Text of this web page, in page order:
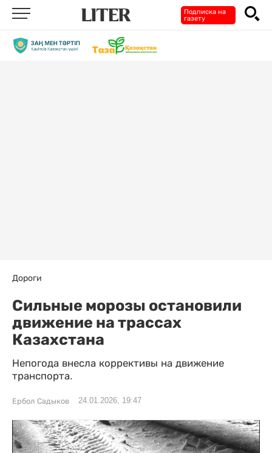
Подписка на
газету
Дороги
Сильные морозы остановили
движение на трассах
Казахстана
Непогода внесла коррективы на движение
транспорта.
Ербол Садыков 24.01.2026, 19:47